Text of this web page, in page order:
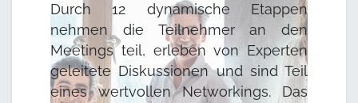
Durch 12 dynamische Etappen
nehmen die Teilnehmer an den
Meetings teil, erleben von Experten
geleitete Diskussionen und sind Teil
eines wertvollen Networkings. Das